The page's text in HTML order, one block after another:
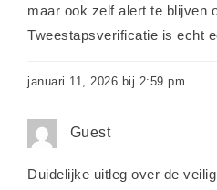
maar ook zelf alert te blijven
Tweestapsverificatie is echt
januari 11, 2026 bij 2:59 pm
Guest
Duidelijke uitleg over de